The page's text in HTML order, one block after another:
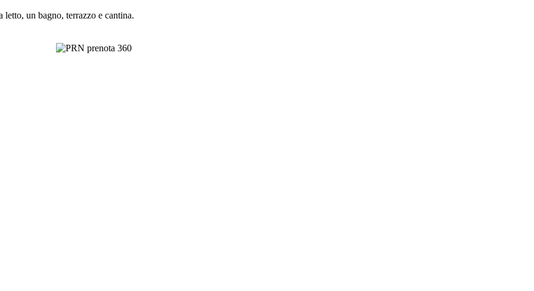
un bagno, terrazzo e cantina.